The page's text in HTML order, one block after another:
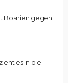
Bosnien gegen
es in die